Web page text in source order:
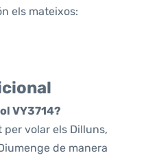
els mateixos:
VY3714?
per volar els Dilluns,
de manera